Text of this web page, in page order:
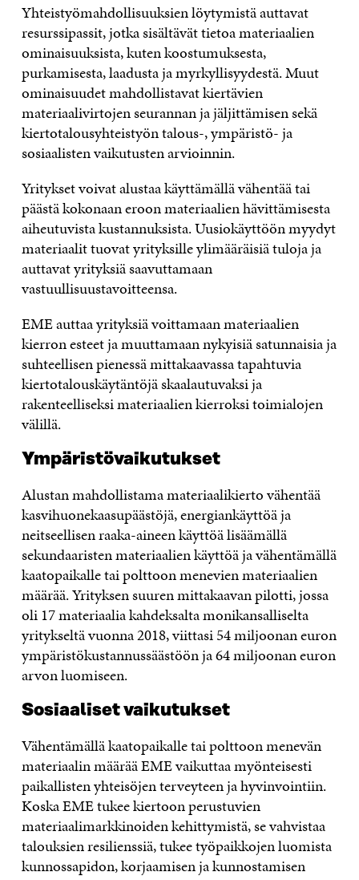
Yhteistyömahdollisuuksien löytymistä auttavat
resurssipassit, jotka sisältävät tietoa materiaalien
ominaisuuksista, kuten koostumuksesta,
purkamisesta, laadusta ja myrkyllisyydestä. Muut
ominaisuudet mahdollistavat kiertävien
materiaalivirtojen seurannan ja jäljittämisen sekä
kiertotalousyhteistyön talous-, ympäristö- ja
sosiaalisten vaikutusten arvioinnin.
Yritykset voivat alustaa käyttämällä vähentää tai
päästä kokonaan eroon materiaalien hävittämisesta
aiheutuvista kustannuksista. Uusiokäyttöön myydyt
materiaalit tuovat yrityksille ylimääräisiä tuloja ja
auttavat yrityksiä saavuttamaan
vastuullisuustavoitteensa.
EME auttaa yrityksiä voittamaan materiaalien
kierron esteet ja muuttamaan nykyisiä satunnaisia ja
suhteellisen pienessä mittakaavassa tapahtuvia
kiertotalouskäytäntöjä skaalautuvaksi ja
rakenteelliseksi materiaalien kierroksi toimialojen
välillä.
Ympäristövaikutukset
Alustan mahdollistama materiaalikierto vähentää
kasvihuonekaasupäästöjä, energiankäyttöä ja
neitseellisen raaka-aineen käyttöä lisäämällä
sekundaaristen materiaalien käyttöä ja vähentämällä
kaatopaikalle tai polttoon menevien materiaalien
määrää. Yrityksen suuren mittakaavan pilotti, jossa
oli 17 materiaalia kahdeksalta monikansalliselta
yritykseltä vuonna 2018, viittasi 54 miljoonan euron
ympäristökustannussäästöön ja 64 miljoonan euron
arvon luomiseen.
Sosiaaliset vaikutukset
Vähentämällä kaatopaikalle tai polttoon menevän
materiaalin määrää EME vaikuttaa myönteisesti
paikallisten yhteisöjen terveyteen ja hyvinvointiin.
Koska EME tukee kiertoon perustuvien
materiaalimarkkinoiden kehittymistä, se vahvistaa
talouksien resilienssiä, tukee työpaikkojen luomista
kunnossapidon, korjaamisen ja kunnostamisen